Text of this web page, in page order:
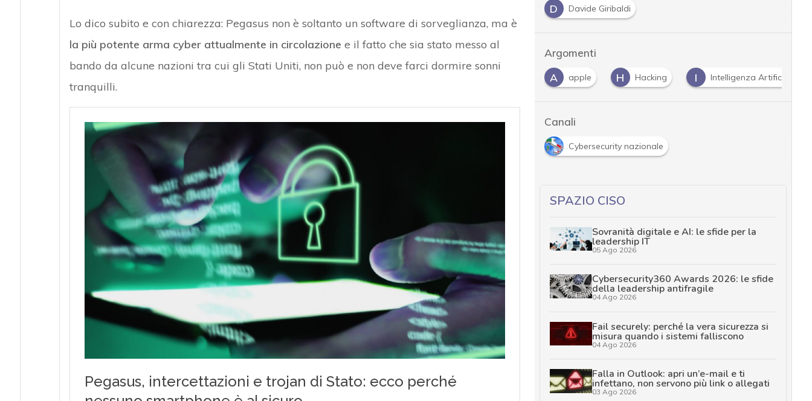
Lo dico subito e con chiarezza: Pegasus non è soltanto un software di sorveglianza, ma è
la più potente arma cyber attualmente in circolazione e il fatto che sia stato messo al
bando da alcune nazioni tra cui gli Stati Uniti, non può e non deve farci dormire sonni
tranquilli.
D
Davide Giribaldi
Argomenti
A apple H Hacking I Intelligenza Artificiale
Canali
Cybersecurity nazionale
SPAZIO CISO
Sovranità digitale e AI: le sfide per la
leadership IT
05 Ago 2026
Cybersecurity360 Awards 2026: le sfide
della leadership antifragile
04 Ago 2026
Fail securely: perché la vera sicurezza si
misura quando i sistemi falliscono
04 Ago 2026
Falla in Outlook: apri un’e-mail e ti
infettano, non servono più link o allegati
03 Ago 2026